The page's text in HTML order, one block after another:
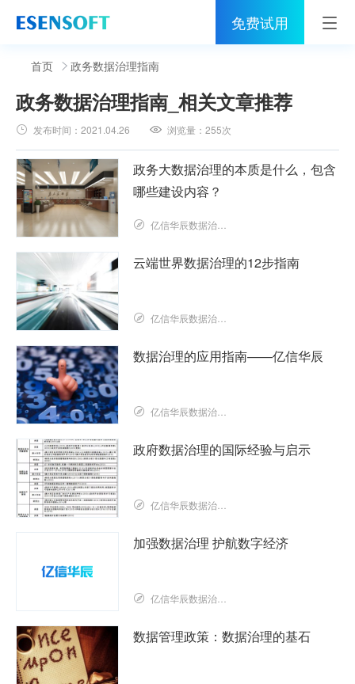
免费试用
首页
睿治
解决方案
伙伴
服务
社区
关于亿信
400-0011-866
首页 政务数据治理指南
政务数据治理指南 _相关文章推荐
发布时间：2021.04.26 浏览量：255次
政务大数据治理的本质是什么，包含
哪些建设内容？
亿信华辰数据治理研究院
云端世界数据治理的12步指南
亿信华辰数据治理研究院
数据治理的应用指南——亿信华辰
亿信华辰数据治理研究院
政府数据治理的国际经验与启示
亿信华辰数据治理研究院
加强数据治理 护航数字经济
亿信华辰数据治理研究院
数据管理政策：数据治理的基石